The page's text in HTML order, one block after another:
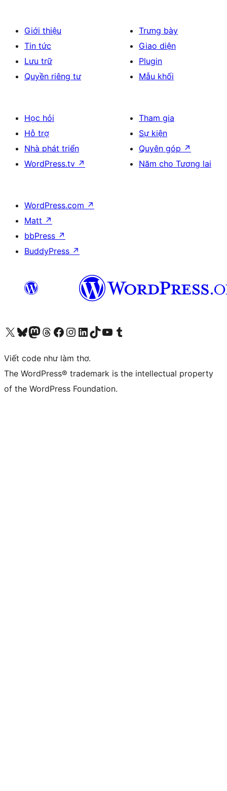
Giới thiệu
Tin tức
Lưu trữ
Quyền riêng tư
Trưng bày
Giao diện
Plugin
Mẫu khối
Học hỏi
Hỗ trợ
Nhà phát triển
WordPress.tv ↗
Tham gia
Sự kiện
Quyên góp ↗
Năm cho Tương lai
WordPress.com ↗
Matt ↗
bbPress ↗
BuddyPress ↗
Truy cập tài khoản X (trước đây là Twitter) của chúng tôiVisit our Bluesky account
Visit our Mastodon account
Visit our Threads account
Xem trang Facebook của chúng tôiTruy cập tài khoản Instagram của chúng tôiTruy cập tài khoản LinkedIn của chúng tôiVisit our TikTok account
Truy cập kênh YouTube của chúng tôi Visit our Tumblr account
Viết code như làm thơ.
The WordPress® trademark is the intellectual property
of the WordPress Foundation.